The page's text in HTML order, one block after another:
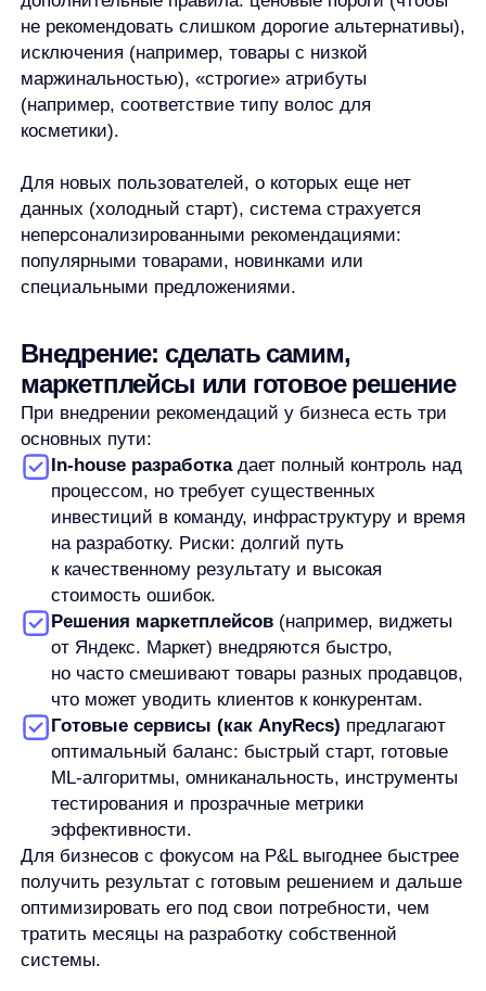
Типичная ошибка: Показывать слишком
много блоков рекомендаций на одной
странице. Это создает визуальный шум
и каннибализацию внимания — пользователь
очередь.
Вот основные ошибки при внедрении товарных
рекомендаций:
Нерелевантные подборкииз-за плохих
связей между товарами или неправильно
товара, что ломает ценовые ожидания клиента.
Перегруженность интерфейса
большим количеством блоков рекомендаций.
Отсутствие правилисключения для товаров
с нулевым остатком, низким рейтингом или
негативными отзывами.
Недостаточная аналитика:
отследить конверсию, средний чек и другие
метрики по конкретным блокам рекомендаций.
Как измерять эффект
Для оценки эффективности рекомендаций
используются следующие ключевые метрики:
Важно различать два типа атрибуции:
Post-view —